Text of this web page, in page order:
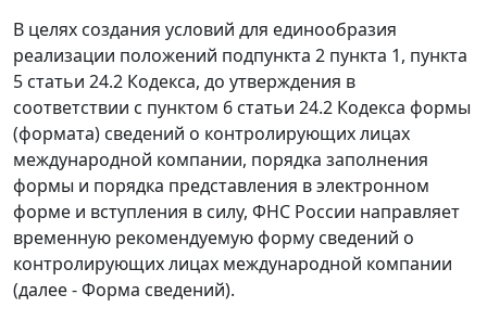
В целях создания условий для единообразия
реализации положений подпункта 2 пункта 1, пункта
5 статьи 24.2 Кодекса, до утверждения в
соответствии с пунктом 6 статьи 24.2 Кодекса формы
(формата) сведений о контролирующих лицах
международной компании, порядка заполнения
формы и порядка представления в электронном
форме и вступления в силу, ФНС России направляет
временную рекомендуемую форму сведений о
контролирующих лицах международной компании
(далее - Форма сведений).